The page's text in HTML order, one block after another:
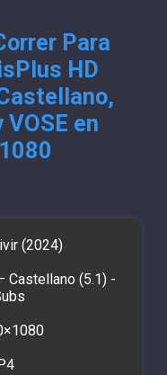
Para
HD
en
(2024)
Castellano (5.1) -